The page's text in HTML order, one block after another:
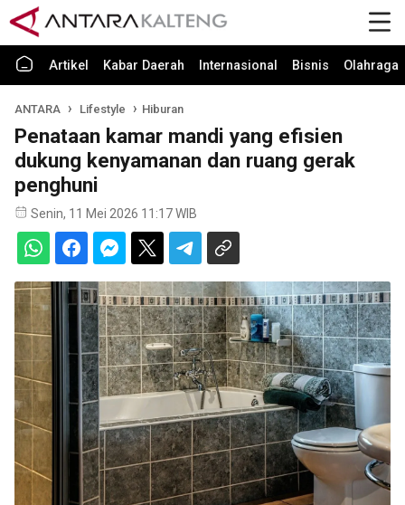
Artikel Kabar Daerah Internasional Bisnis Olahraga
ANTARA Lifestyle Hiburan
Penataan kamar mandi yang efisien
dukung kenyamanan dan ruang gerak
penghuni
Senin, 11 Mei 2026 11:17 WIB